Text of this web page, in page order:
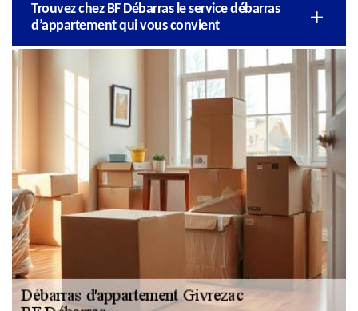
Trouvez chez BF Débarras le service débarras
d’appartement qui vous convient